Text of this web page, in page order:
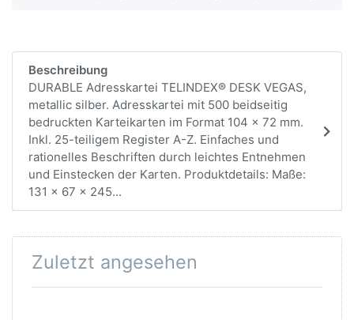
Beschreibung
DURABLE Adresskartei TELINDEX® DESK VEGAS,
metallic silber. Adresskartei mit 500 beidseitig
bedruckten Karteikarten im Format 104 x 72 mm.
Inkl. 25-teiligem Register A-Z. Einfaches und
rationelles Beschriften durch leichtes Entnehmen
und Einstecken der Karten. Produktdetails: Maße:
131 x 67 x 245...
Zuletzt angesehen